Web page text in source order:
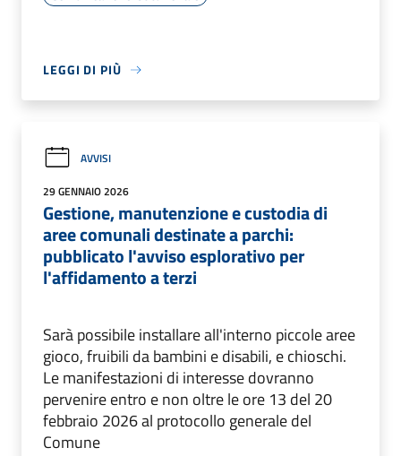
LEGGI DI PIÙ
AVVISI
29 GENNAIO 2026
Gestione, manutenzione e custodia di
aree comunali destinate a parchi:
pubblicato l'avviso esplorativo per
l'affidamento a terzi
Sarà possibile installare all'interno piccole aree
gioco, fruibili da bambini e disabili, e chioschi.
Le manifestazioni di interesse dovranno
pervenire entro e non oltre le ore 13 del 20
febbraio 2026 al protocollo generale del
Comune